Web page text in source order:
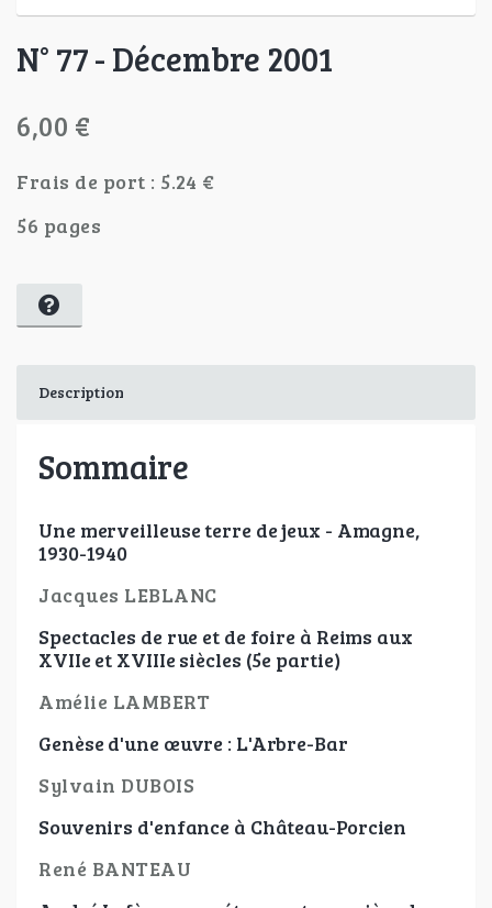
N° 77 - Décembre 2001
6,00 €
Frais de port : 5.24 €
56 pages
Description
Sommaire
Une merveilleuse terre de jeux - Amagne,
1930-1940
Jacques LEBLANC
Spectacles de rue et de foire à Reims aux
XVIIe et XVIIIe siècles (5e partie)
Amélie LAMBERT
Genèse d'une œuvre : L'Arbre-Bar
Sylvain DUBOIS
Souvenirs d'enfance à Château-Porcien
René BANTEAU